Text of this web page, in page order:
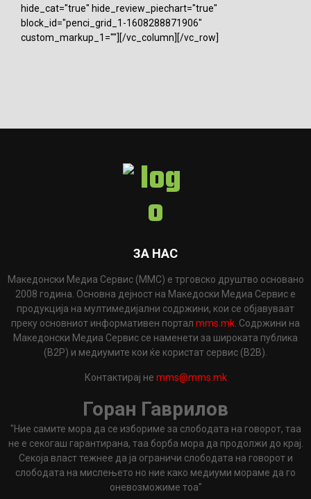
hide_cat="true" hide_review_piechart="true"
block_id="penci_grid_1-1608288871906"
custom_markup_1=""][/vc_column][/vc_row]
ЗА НАС
Македонски Медиа Сервис (ММС) е трговско друштво основано
2008 година. Основна дејност на Македоски Медиа Сервис е
продукција на мултимедијални содржини, кои се објавуваат
преку основниот информативен портал mms.mk . Содржини на
Македонски Медиа Сервис се наменети за широката публика
(B2P) и медиумите кои ќе користат сервис (B2B).
Контактирај не mms@mms.mk
Горан Гаврилов
"Ние самите мора да се избориме за слободата на говорот, таа
не е секогаш гарантирана, таа борба мора да продолжи до крај.
Секоја власт тежнее да ја ограничи слободата на говорот и
слободата на мислењето но ние како медиуми мораме да го
оневозможиме тоа"